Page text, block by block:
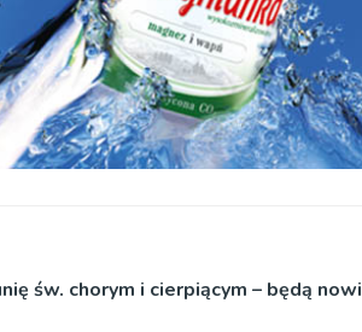
św. chorym i cierpiącym – będą nowi